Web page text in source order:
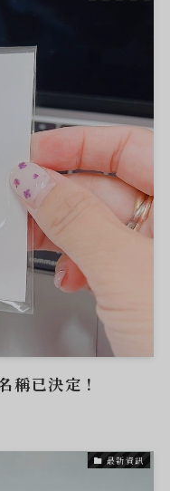
已決定！
最新資訊